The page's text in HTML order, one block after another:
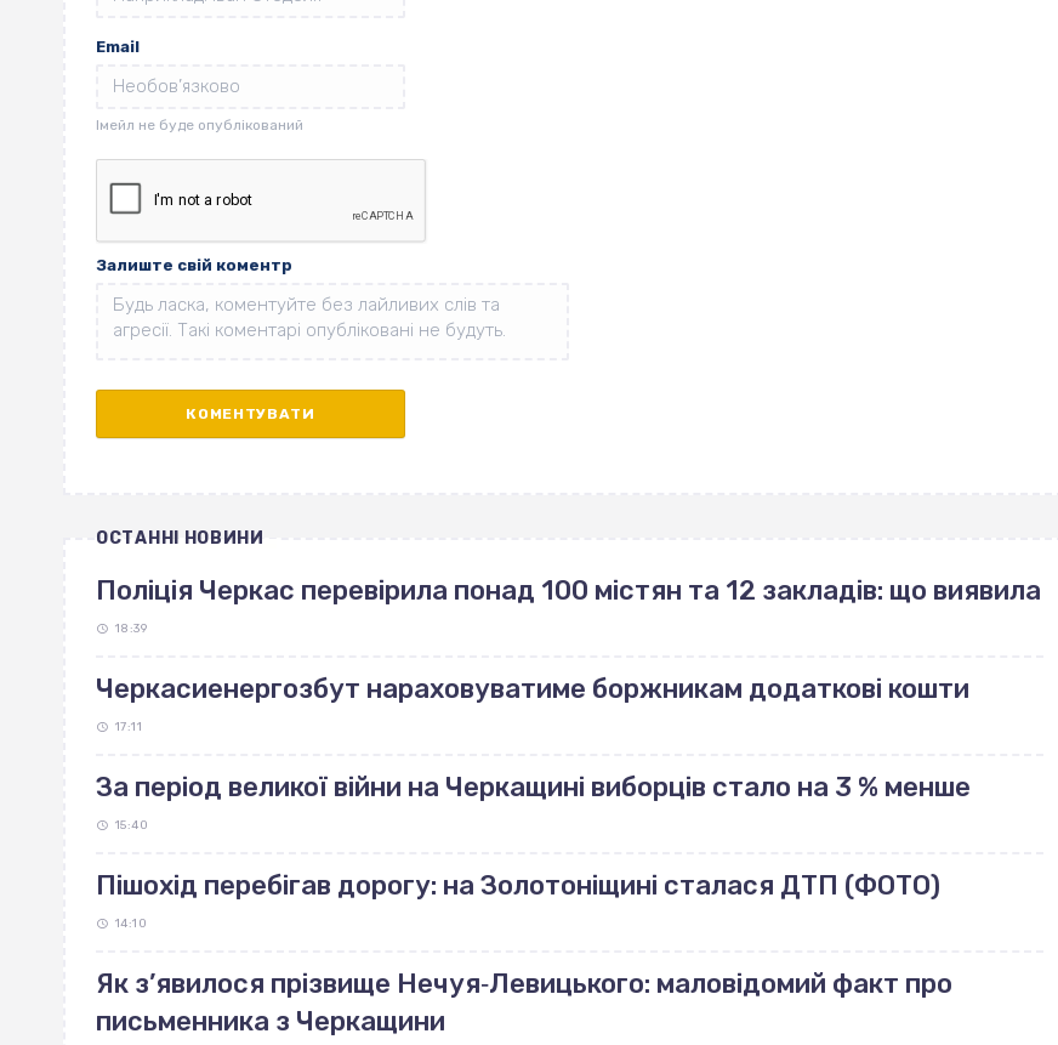
Email
Залиште свій коментр
ОСТАННІ НОВИНИ
Поліція Черкас перевірила понад 100 містян та 12 закладів: що виявила
18:39
Черкасиенергозбут нараховуватиме боржникам додаткові кошти
17:11
За період великої війни на Черкащині виборців стало на 3 % менше
15:40
Пішохід перебігав дорогу: на Золотоніщині сталася ДТП (ФОТО)
14:10
Як з’явилося прізвище Нечуя‐Левицького: маловідомий факт про
письменника з Черкащини